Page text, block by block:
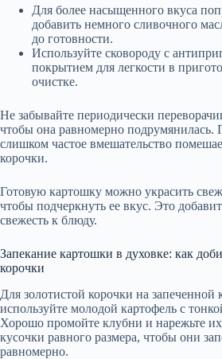
Для более насыщенного вкуса
добавить немного сливочного
до готовности.
Используйте сковороду с
покрытием для легкости в
очистке.
Не забывайте периодически
чтобы она равномерно подрумянилась.
слишком частое вмешательство
корочки.
Готовую картошку можно украсить
чтобы подчеркнуть ее вкус. Это
свежесть к блюду.
Запекание картошки в духовке: как
корочки
Для золотистой корочки на запеченной
используйте молодой картофель с
Хорошо промойте клубни и нарежьте
кусочки равного размера, чтобы они
равномерно.